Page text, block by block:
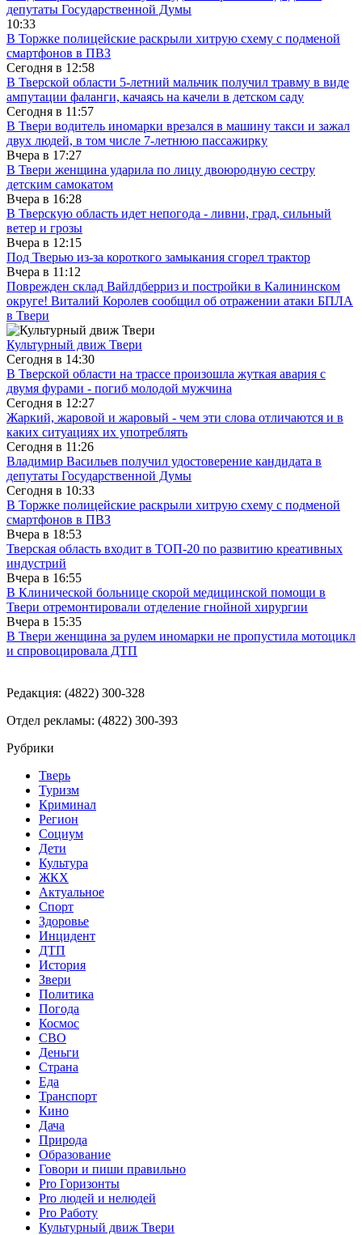
депутаты Государственной Думы
10:33
В Торжке полицейские раскрыли хитрую схему с подменой
смартфонов в ПВЗ
Сегодня в 12:58
В Тверской области 5-летний мальчик получил травму в виде
ампутации фаланги, качаясь на качели в детском саду
Сегодня в 11:57
В Твери водитель иномарки врезался в машину такси и зажал
двух людей, в том числе 7-летнюю пассажирку
Вчера в 17:27
В Твери женщина ударила по лицу двоюродную сестру
детским самокатом
Вчера в 16:28
В Тверскую область идет непогода - ливни, град, сильный
ветер и грозы
Вчера в 12:15
Под Тверью из-за короткого замыкания сгорел трактор
Вчера в 11:12
Поврежден склад Вайлдберриз и постройки в Калининском
округе! Виталий Королев сообщил об отражении атаки БПЛА
в Твери
Культурный движ Твери
Сегодня в 14:30
В Тверской области на трассе произошла жуткая авария с
двумя фурами - погиб молодой мужчина
Сегодня в 12:27
Жаркий, жаровой и жаровый - чем эти слова отличаются и в
каких ситуациях их употреблять
Сегодня в 11:26
Владимир Васильев получил удостоверение кандидата в
депутаты Государственной Думы
Сегодня в 10:33
В Торжке полицейские раскрыли хитрую схему с подменой
смартфонов в ПВЗ
Вчера в 18:53
Тверская область входит в ТОП-20 по развитию креативных
индустрий
Вчера в 16:55
В Клинической больнице скорой медицинской помощи в
Твери отремонтировали отделение гнойной хирургии
Вчера в 15:35
В Твери женщина за рулем иномарки не пропустила мотоцикл
и спровоцировала ДТП
Редакция: (4822) 300-328
Отдел рекламы: (4822) 300-393
Рубрики
Тверь
Туризм
Криминал
Регион
Социум
Дети
Культура
ЖКХ
Актуальное
Спорт
Здоровье
Инцидент
ДТП
История
Звери
Политика
Погода
Космос
СВО
Деньги
Страна
Еда
Транспорт
Кино
Дача
Природа
Образование
Говори и пиши правильно
Pro Горизонты
Pro людей и нелюдей
Pro Работу
Культурный движ Твери